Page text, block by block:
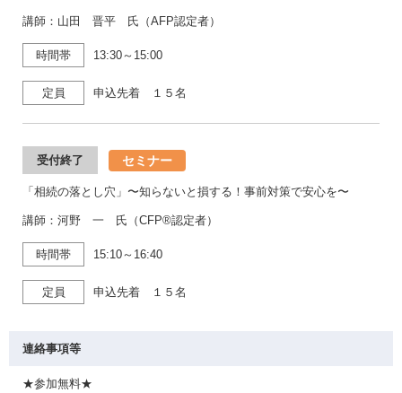
講師：山田 晋平 氏（AFP認定者）
時間帯 13:30～15:00
定員 申込先着 １５名
受付終了 セミナー
「相続の落とし穴」〜知らないと損する！事前対策で安心を〜
講師：河野 一 氏（CFP®認定者）
時間帯 15:10～16:40
定員 申込先着 １５名
連絡事項等
★参加無料★